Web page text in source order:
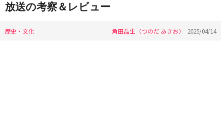
放送の考察＆レビュー
歴史・文化 角田晶生（つのだ あきお） 2025/04/14